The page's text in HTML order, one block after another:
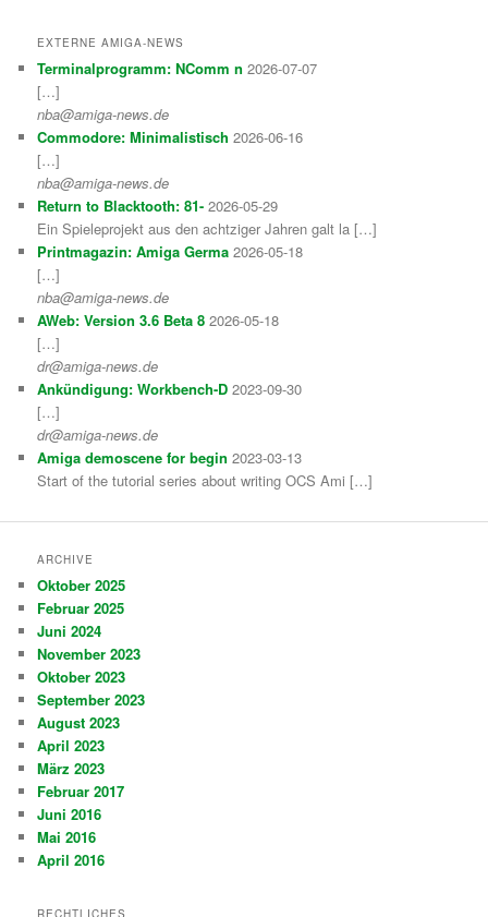
EXTERNE AMIGA-NEWS
Terminalprogramm: NComm n 2026-07-07
[…]
nba@amiga-news.de
Commodore: Minimalistisch 2026-06-16
[…]
nba@amiga-news.de
Return to Blacktooth: 81- 2026-05-29
Ein Spieleprojekt aus den achtziger Jahren galt la […]
Printmagazin: Amiga Germa 2026-05-18
[…]
nba@amiga-news.de
AWeb: Version 3.6 Beta 82026-05-18
[…]
dr@amiga-news.de
Ankündigung: Workbench-D 2023-09-30
[…]
dr@amiga-news.de
Amiga demoscene for begin 2023-03-13
Start of the tutorial series about writing OCS Ami […]
ARCHIVE
Oktober 2025
Februar 2025
Juni 2024
November 2023
Oktober 2023
September 2023
August 2023
April 2023
März 2023
Februar 2017
Juni 2016
Mai 2016
April 2016
RECHTLICHES